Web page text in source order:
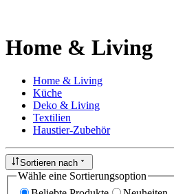
Home & Living
Home & Living
Küche
Deko & Living
Textilien
Haustier-Zubehör
Sortieren nach
Wähle eine Sortierungsoption